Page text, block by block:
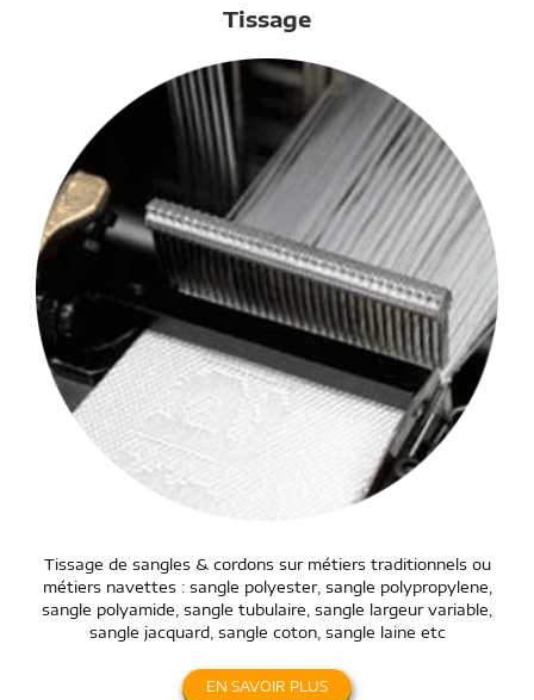
Tissage
Tissage de sangles & cordons sur métiers traditionnels ou
métiers navettes : sangle polyester, sangle polypropylene,
sangle polyamide, sangle tubulaire, sangle largeur variable,
sangle jacquard, sangle coton, sangle laine etc
EN SAVOIR PLUS